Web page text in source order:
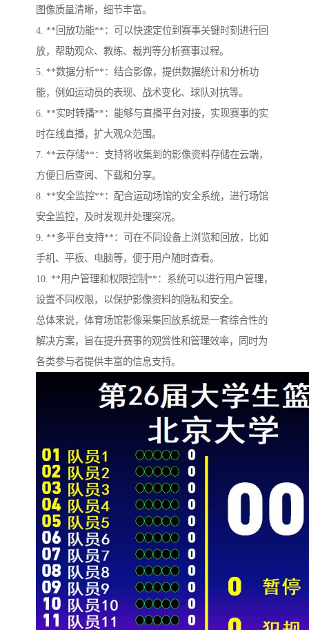
图像质量清晰，细节丰富。
4. **回放功能**：可以快速定位到赛事关键时刻进行回
放，帮助观众、教练、裁判等分析赛事过程。
5. **数据分析**：结合影像，提供数据统计和分析功
能，例如运动员的表现、战术变化、球队对抗等。
6. **实时转播**：能够与直播平台对接，实现赛事的实
时在线直播，扩大观众范围。
7. **云存储**：支持将收集到的影像资料存储在云端，
方便日后查阅、下载和分享。
8. **安全监控**：配合运动场馆的安全系统，进行场馆
安全监控，及时发现并处理突况。
9. **多平台支持**：可在不同设备上浏览和回放，比如
手机、平板、电脑等，便于用户随时查看。
10. **用户管理和权限控制**：系统可以进行用户管理，
设置不同权限，以保护影像资料的隐私和安全。
总体来说，体育场馆影像采集回放系统是一套综合性的
解决方案，旨在提升赛事的观赏性和管理效率，同时为
各类参与者提供丰富的信息支持。